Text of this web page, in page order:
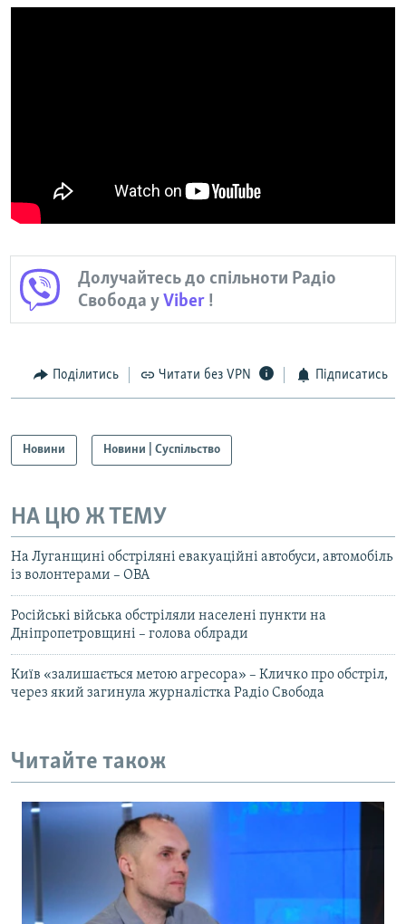
Долучайтесь до спільноти Радіо
Свобода уViber !
Поділитись Читати без VPN Підписатись
Новини Новини | Суспільство
НА ЦЮ Ж ТЕМУ
На Луганщині обстріляні евакуаційні автобуси, автомобіль
із волонтерами – ОВА
Російські війська обстріляли населені пункти на
Дніпропетровщині – голова облради
Київ «залишається метою агресора» – Кличко про обстріл,
через який загинула журналістка Радіо Свобода
Читайте також